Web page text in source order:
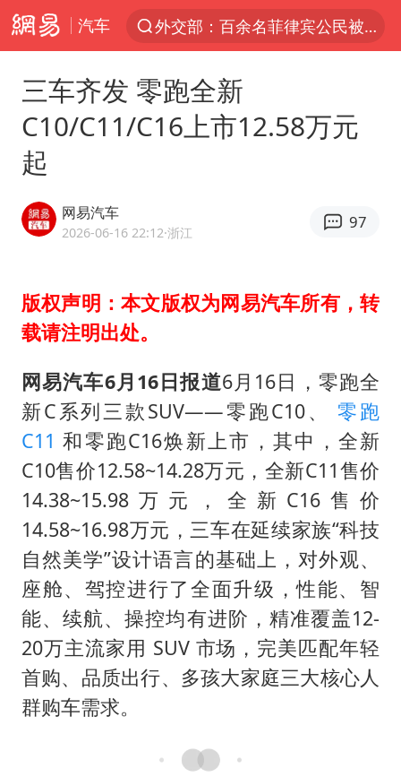
汽车
外交部：百余名菲律宾公民被依法处理
外交部：藏南地区是中国领土
台湾不是国家不存在“国格”
男子攒206小时加班调休被拒获赔1.6万
上海将苏州河水强排至黄浦江
广岛长崎的昨天未必不会是日本的明天
易烊千玺金鸡百花双料影帝
国内发现多起“Sorry”勒索病毒攻击
高铁双人座被免票儿童挤成3人座
公安部通报：抓获犯罪嫌疑人8200余名
我国民营企业创新动能持续增强
“老戏骨”秦焰去世
真理之光，何以能照亮复兴之路？
三车齐发 零跑全新
C10/C11/C16上市12.58万元
起
网易汽车
2026-06-16 22:12·浙江
97
版权声明：本文版权为网易汽车所有，转
载请注明出处。
网易汽车6月16日报道6月16日，零跑全
新C系列三款SUV——零跑C10、
零跑
C11和零跑C16焕新上市，其中，全新
C10售价12.58~14.28万元，全新C11售价
14.38~15.98万元，全新C16售价
14.58~16.98万元，三车在延续家族“科技
自然美学”设计语言的基础上，对外观、
座舱、驾控进行了全面升级，性能、智
能、续航、操控均有进阶，精准覆盖12-
20万主流家用 SUV 市场，完美匹配年轻
首购、品质出行、多孩大家庭三大核心人
群购车需求。